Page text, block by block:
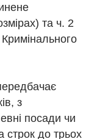
та ч. 2
з
посади чи
строк до трьох